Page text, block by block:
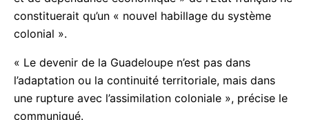
politique et de dépendance économique » de l’État
français ne constituerait qu’un « nouvel habillage
« Le devenir de la Guadeloupe n’est pas dans
l’adaptation ou la continuité territoriale, mais dans
une rupture avec l’assimilation coloniale », précise